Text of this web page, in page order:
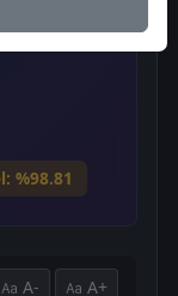
%98.81
A- A+